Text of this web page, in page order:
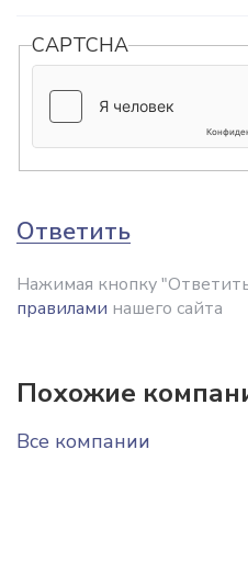
CAPTCHA
Ответить
Нажимая кнопку
правилами нашего сайта
Похожие
Все компании